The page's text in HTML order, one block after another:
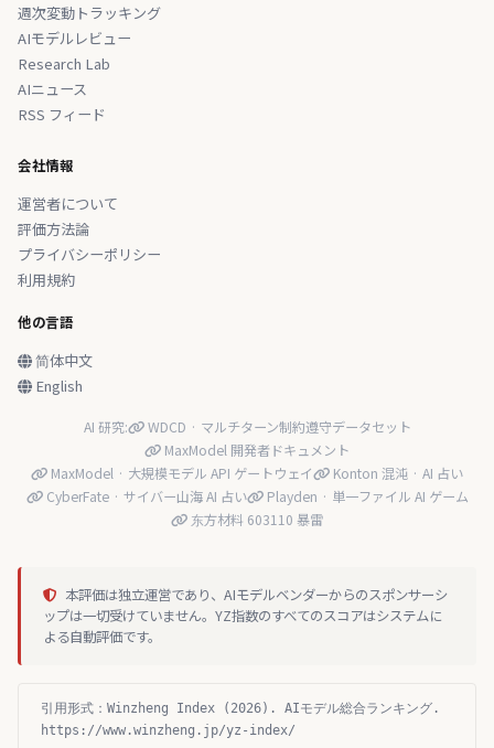
週次変動トラッキング
AIモデルレビュー
Research Lab
AIニュース
RSS フィード
会社情報
運営者について
評価方法論
プライバシーポリシー
利用規約
他の言語
简体中文
English
AI 研究:
WDCD · マルチターン制約遵守データセット
MaxModel 開発者ドキュメント
MaxModel · 大規模モデル API ゲートウェイ
Konton 混沌 · AI 占い
CyberFate · サイバー山海 AI 占い
Playden · 単一ファイル AI ゲーム
东方材料 603110 暴雷
本評価は独立運営であり、AIモデルベンダーからのスポンサーシ
ップは一切受けていません。YZ指数のすべてのスコアはシステムに
よる自動評価です。
引用形式：Winzheng Index (2026). AIモデル総合ランキング.
https://www.winzheng.jp/yz-index/